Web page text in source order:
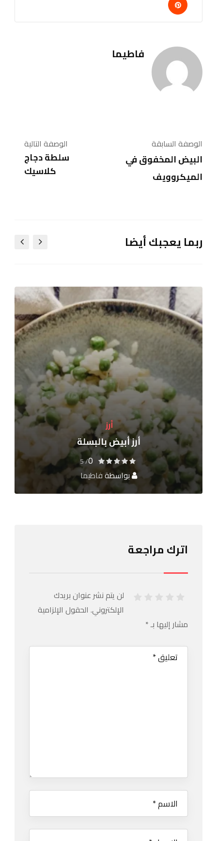
Pinterest
فاطيما
الوصفة السابقة
البيض المخفوق في
الميكروويف
الوصفة التالية
سلطة دجاج
كلاسيك
ربما يعجبك أيضا
أرز
أرز أبيض بالبسلة
0
/ 5
بواسطةفاطيما
اترك مراجعة
لن يتم نشر عنوان بريدك
الإلكتروني. الحقول الإلزامية
مشار إليها بـ *